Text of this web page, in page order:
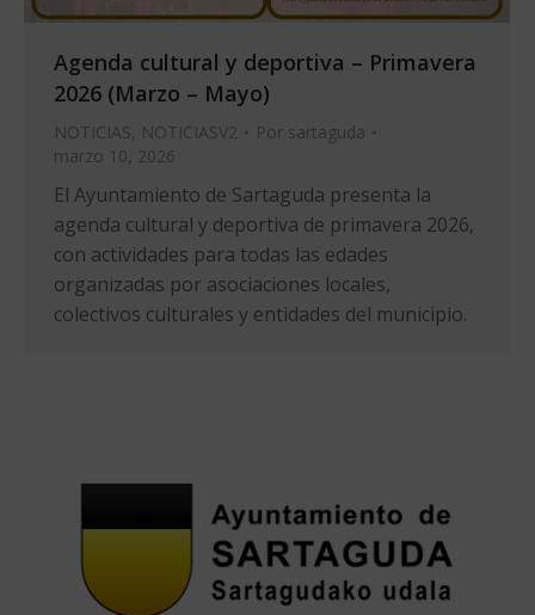
Agenda cultural y deportiva – Primavera
2026 (Marzo – Mayo)
NOTICIAS, NOTICIASV2 Por sartaguda
marzo 10, 2026
El Ayuntamiento de Sartaguda presenta la
agenda cultural y deportiva de primavera 2026,
con actividades para todas las edades
organizadas por asociaciones locales,
colectivos culturales y entidades del municipio.